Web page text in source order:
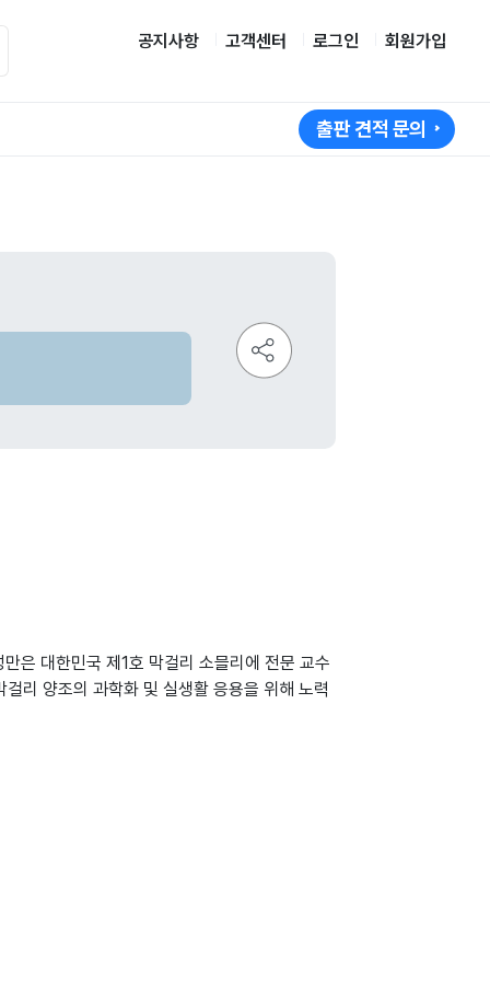
공지사항 고객센터 로그인 회원가입
출판 견적 문의
은 대한민국 제1호 막걸리 소믈리에 전문 교수
리 양조의 과학화 및 실생활 응용을 위해 노력